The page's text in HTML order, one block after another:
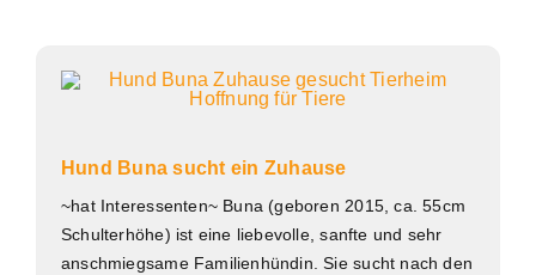
Hund Buna sucht ein Zuhause
~hat Interessenten~ Buna (geboren 2015, ca. 55cm
Schulterhöhe) ist eine liebevolle, sanfte und sehr
anschmiegsame Familienhündin. Sie sucht nach den